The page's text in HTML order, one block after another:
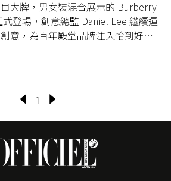
大牌，男女裝混合展示的 Burberry
登場，創意總監 Daniel Lee 繼續運
意，為百年殿堂品牌注入恰到好處
1